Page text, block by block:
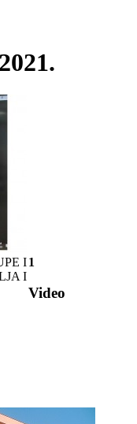
I
I
1
Video